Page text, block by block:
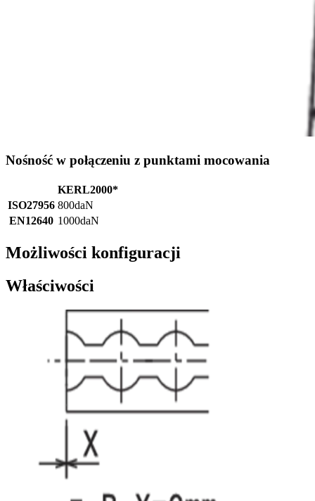
Nośność w połączeniu z punktami mocowania
KERL2000*
ISO27956 800daN
EN12640 1000daN
Możliwości konfiguracji
Właściwości